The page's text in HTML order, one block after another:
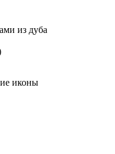
из дуба
иконы